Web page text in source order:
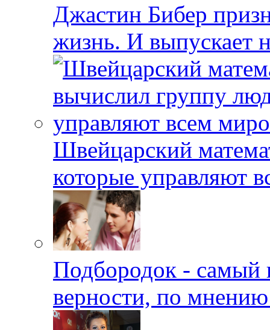
Джастин Бибер
жизнь. И выпускает
Швейцарский
которые управляют
Подбородок - самый
верности, по